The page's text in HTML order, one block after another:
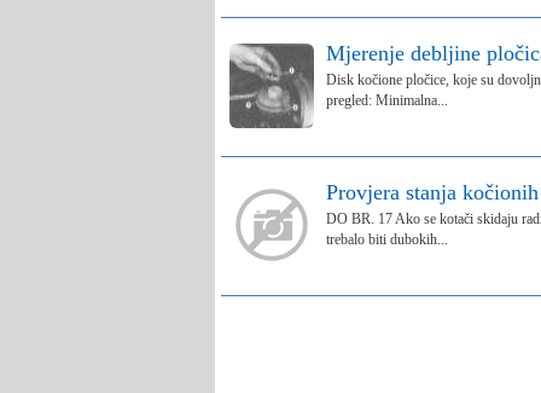
Mjerenje debljine
Disk kočione pločice, koje su
pregled: Minimalna...
Provjera stanja
DO BR. 17 Ako se kotači skidaju
trebalo biti dubokih...